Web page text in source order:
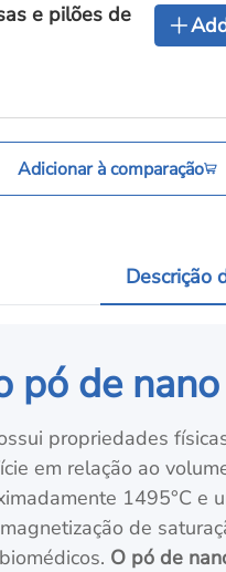
e pilões de
Adicionar à comparação
Descrição
pó de
propriedades
em relação ao
1495°C e
de
O pó de